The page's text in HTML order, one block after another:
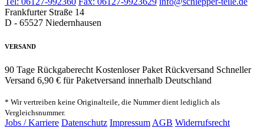
Frankfurter Straße 14
D - 65527 Niedernhausen
VERSAND
90 Tage Rückgaberecht Kostenloser Paket Rückversand Schneller
Versand 6,90 € für Paketversand innerhalb Deutschland
* Wir vertreiben keine Originalteile, die Nummer dient lediglich als
Vergleichsnummer.
Jobs / Karriere Datenschutz Impressum AGB Widerrufsrecht